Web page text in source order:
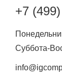
+7
Суббота-